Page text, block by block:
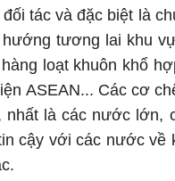
tác và đặc biệt là
tương lai khu
loạt khuôn khổ
ASEAN... Các cơ
là các nước lớn,
cậy với các nước